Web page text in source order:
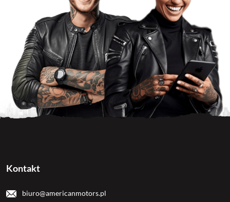
Kontakt
biuro@americanmotors.pl